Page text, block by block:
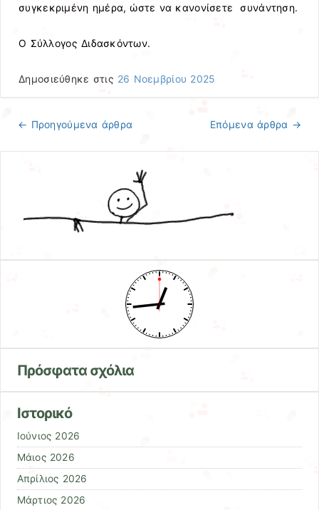
συγκεκριμένη ημέρα, ώστε να κανονίσετε συνάντηση.
Ο Σύλλογος Διδασκόντων.
Δημοσιεύθηκε στις 26 Νοεμβρίου 2025
Πλοήγηση άρθρων
← Προηγούμενα άρθρα Επόμενα άρθρα →
Πρόσφατα σχόλια
Ιστορικό
Ιούνιος 2026
Μάιος 2026
Απρίλιος 2026
Μάρτιος 2026